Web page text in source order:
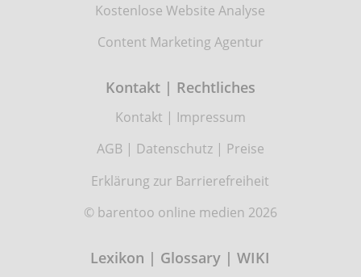
Kostenlose Website Analyse
Content Marketing Agentur
Kontakt | Rechtliches
Kontakt | Impressum
AGB| Datenschutz| Preise
Erklärung zur Barrierefreiheit
© barentoo online medien 2026
Lexikon | Glossary | WIKI